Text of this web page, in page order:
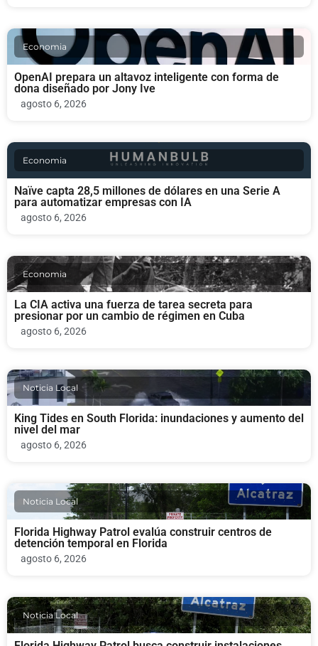
Economia
OpenAI prepara un altavoz inteligente con forma de
dona diseñado por Jony Ive
agosto 6, 2026
Economia
Naïve capta 28,5 millones de dólares en una Serie A
para automatizar empresas con IA
agosto 6, 2026
Economia
La CIA activa una fuerza de tarea secreta para
presionar por un cambio de régimen en Cuba
agosto 6, 2026
Noticia Local
King Tides en South Florida: inundaciones y aumento del
nivel del mar
agosto 6, 2026
Noticia Local
Florida Highway Patrol evalúa construir centros de
detención temporal en Florida
agosto 6, 2026
Noticia Local